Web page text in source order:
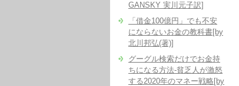
GANSKY 実川元子訳]
「借金100億円」でも不安
にならないお金の教科書[by
北川邦弘(著)]
グーグル検索だけでお金持
ちになる方法-貧乏人が激怒
する2020年のマネー戦略[by